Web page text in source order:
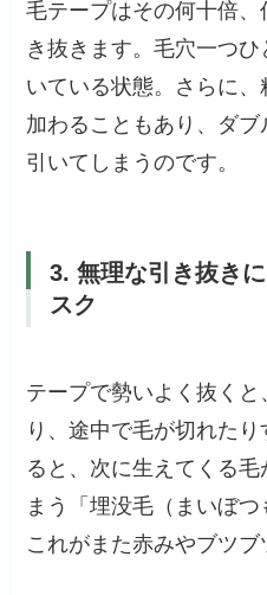
毛テープはその何十倍、
き抜きます。毛穴一つ
いている状態。さらに
加わることもあり、ダ
引いてしまうのです。
3. 無理な引き抜き
スク
テープで勢いよく抜く
り、途中で毛が切れた
ると、次に生えてくる
まう「埋没毛（まいぼつ
これがまた赤みやブツブ